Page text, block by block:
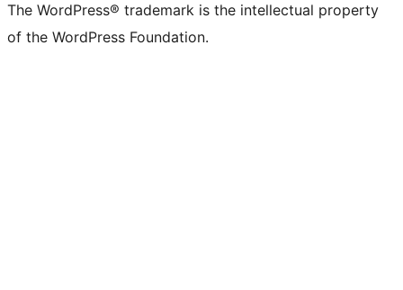
The WordPress® trademark is the intellectual property
of the WordPress Foundation.